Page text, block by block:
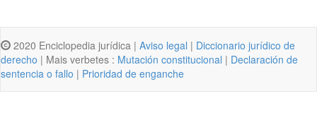
2020 Enciclopedia jurídica | Aviso legal | Diccionario jurídico de
derecho | Mais verbetes : Mutación constitucional | Declaración de
sentencia o fallo | Prioridad de enganche